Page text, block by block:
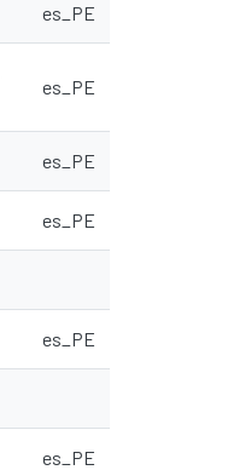
es_PE
es_PE
es_PE
es_PE
es_PE
es_PE